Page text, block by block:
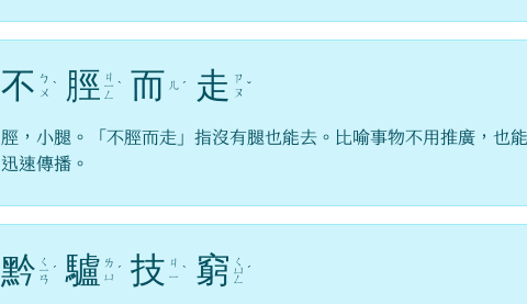
不 ㄅ
ㄨ ˋ 脛 ㄐ
ㄧ
ㄥ
ˋ 而 ㄦ ˊ 走 ㄗ
ㄡ ˇ
脛，小腿。「不脛而走」指沒有腿也能去。比喻事物不用推廣，也
迅速傳播。
黔 ㄑ
ㄧ
ㄢ
ˊ 驢 ㄌ
ㄩ ˊ 技 ㄐ
ㄧ ˋ 窮 ㄑ
ㄩ
ㄥ
ˊ